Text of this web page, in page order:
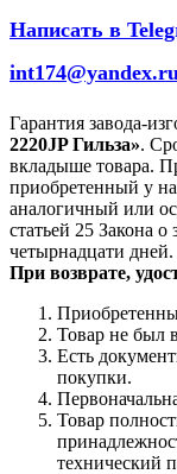
Написать в
int174@yandex.ru
Гарантия завода-
2220JP Гильза».
вкладыше товара.
приобретенный у
аналогичный или
статьей 25 Закона
четырнадцати дней.
При возврате,
Товар не был
Есть
покупки.
Товар
технический